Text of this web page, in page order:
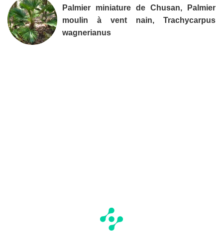
Palmier miniature de Chusan, Palmier
moulin à vent nain, Trachycarpus
wagnerianus